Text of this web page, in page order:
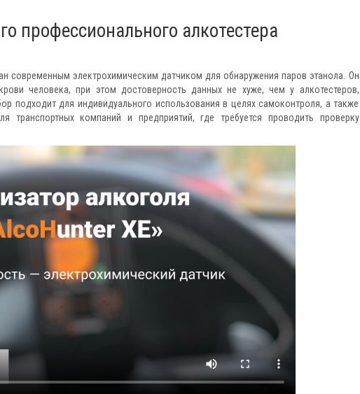
профессионального алкотестера
современным электрохимическим датчиком для обнаружения паров этанола. Он
человека, при этом достоверность данных не хуже, чем у алкотестеров,
подходит для индивидуального использования в целях самоконтроля, а также
транспортных компаний и предприятий, где требуется проводить проверку